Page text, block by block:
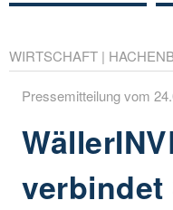
WIRTSCHAFT |
Pressemitteilung vom